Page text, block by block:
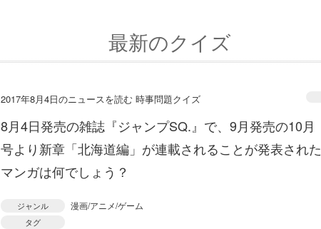
最新のクイズ
2017年8月4日のニュースを読む 時事問題クイズ
8月4日発売の雑誌『ジャンプSQ.』で、9月発売の10月
号より新章「北海道編」が連載されることが発表された
マンガは何でしょう？
ジャンル 漫画/アニメ/ゲーム
タグ